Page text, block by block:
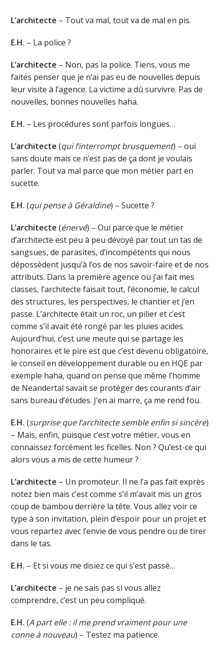
L’architecte – Tout va mal, tout va de mal en pis.
E.H. – La police ?
L’architecte – Non, pas la police. Tiens, vous me
faites penser que je n’ai pas eu de nouvelles depuis
leur visite à l’agence. La victime a dû survivre. Pas de
nouvelles, bonnes nouvelles haha.
E.H. – Les procédures sont parfois longues…
L’architecte (qui l’interrompt brusquement) – oui
sans doute mais ce n’est pas de ça dont je voulais
parler. Tout va mal parce que mon métier part en
sucette.
E.H. (qui pense à Géraldine) – Sucette ?
L’architecte (énervé) – Oui parce que le métier
d’architecte est peu à peu dévoyé par tout un tas de
sangsues, de parasites, d’incompétents qui nous
dépossèdent jusqu’à l’os de nos savoir-faire et de nos
attributs. Dans la première agence où j’ai fait mes
classes, l’architecte faisait tout, l’économie, le calcul
des structures, les perspectives, le chantier et j’en
passe. L’architecte était un roc, un pilier et c’est
comme s’il avait été rongé par les pluies acides.
Aujourd’hui, c’est une meute qui se partage les
honoraires et le pire est que c’est devenu obligatoire,
le conseil en développement durable ou en HQE par
exemple haha, quand on pense que même l’homme
de Neandertal savait se protéger des courants d’air
sans bureau d’études. J’en ai marre, ça me rend fou.
E.H. (surprise que l’architecte semble enfin si sincère)
– Mais, enfin, puisque c’est votre métier, vous en
connaissez forcément les ficelles. Non ? Qu’est-ce qui
alors vous a mis de cette humeur ?
L’architecte – Un promoteur. Il ne l’a pas fait exprès
notez bien mais c’est comme s’il m’avait mis un gros
coup de bambou derrière la tête. Vous allez voir ce
type à son invitation, plein d’espoir pour un projet et
vous repartez avec l’envie de vous pendre ou de tirer
dans le tas.
E.H. – Et si vous me disiez ce qui s’est passé…
L’architecte – je ne sais pas si vous allez
comprendre, c’est un peu compliqué.
E.H. (A part elle : il me prend vraiment pour une
conne à nouveau) – Testez ma patience.